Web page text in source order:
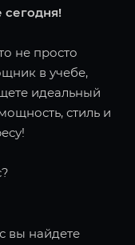
сегодня!
не просто
в учебе,
идеальный
стиль и
вы найдете